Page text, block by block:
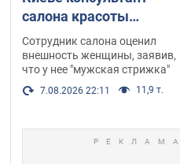
салона красоты
оскорбил женщину
после химиотерапии,
разгорелся скандал.
Фото
Сотрудник салона оценил
внешность женщины, заявив,
что у нее "мужская стрижка"
7.08.2026 22:11 11,9 т.